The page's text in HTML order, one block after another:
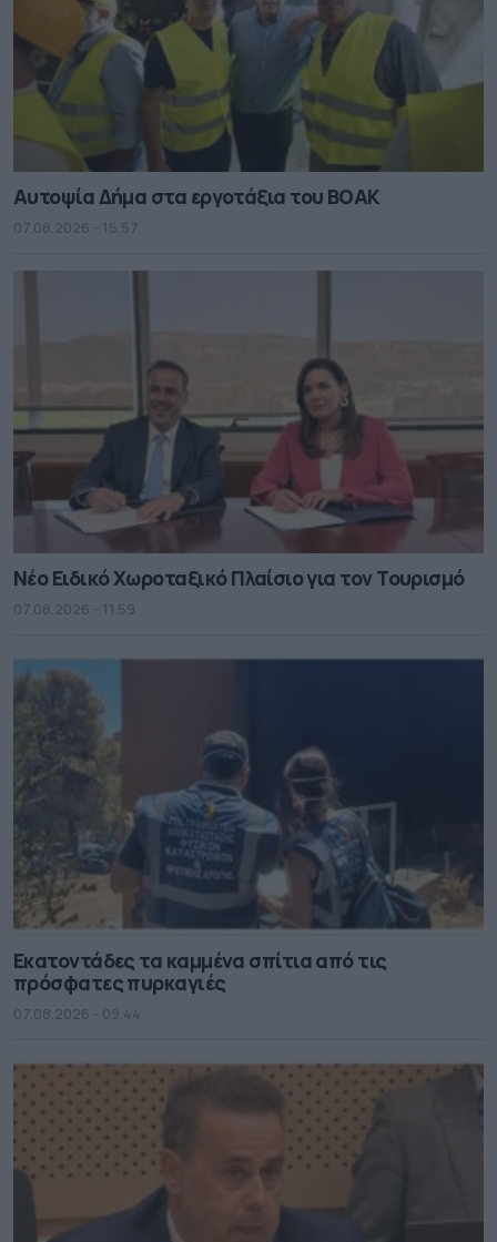
Αυτοψία Δήμα στα εργοτάξια του ΒΟΑΚ
07.08.2026 - 15.57
Νέο Ειδικό Χωροταξικό Πλαίσιο για τον Τουρισμό
07.08.2026 - 11.59
Εκατοντάδες τα καμμένα σπίτια από τις
πρόσφατες πυρκαγιές
07.08.2026 - 09.44